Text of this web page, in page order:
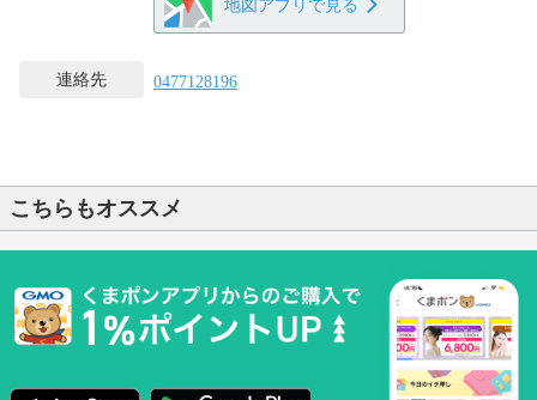
地図アプリで見る
連絡先 0477128196
こちらもオススメ